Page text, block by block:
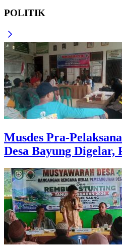
POLITIK
Musdes Pra-
Desa Bayung Digelar,
Warga